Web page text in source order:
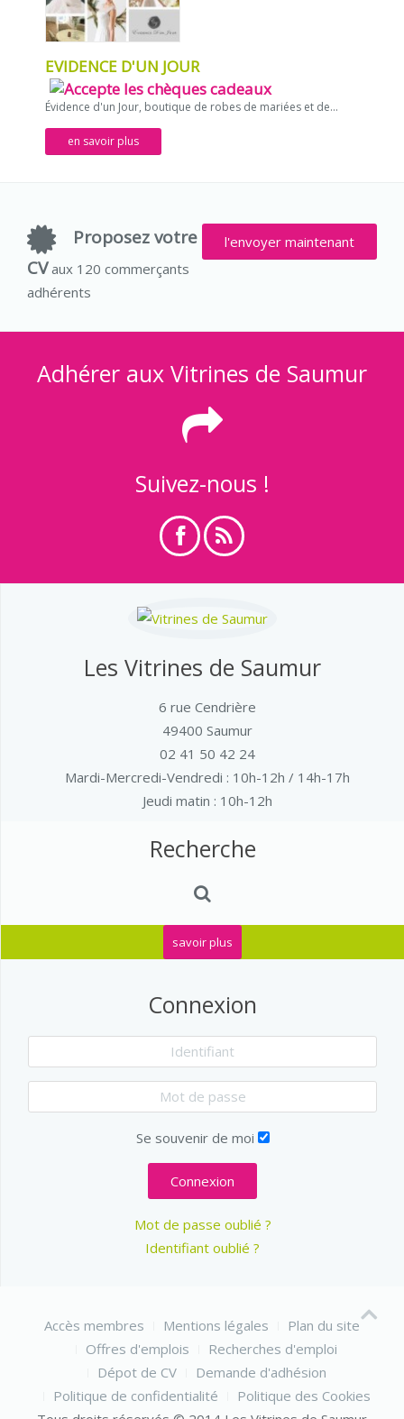
EVIDENCE D'UN JOUR
Évidence d'un Jour, boutique de robes de mariées et de...
en savoir plus
l'envoyer maintenant
Proposez votre
CVaux 120 commerçants
adhérents
Adhérer aux Vitrines de Saumur
Suivez-nous !
Les Vitrines de Saumur
6 rue Cendrière
49400 Saumur
02 41 50 42 24
Mardi-Mercredi-Vendredi : 10h-12h / 14h-17h
Jeudi matin : 10h-12h
Recherche
savoir plus
Connexion
Se souvenir de moi
Connexion
Mot de passe oublié ?
Identifiant oublié ?
Accès membres Mentions légales
Plan du site
Offres d'emplois
Recherches d'emploi
Dépot de CV
Demande d'adhésion
Politique de confidentialité
Politique des Cookies